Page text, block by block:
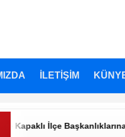
İLETİŞİM
İlçe Başkanlıklarına Yeni